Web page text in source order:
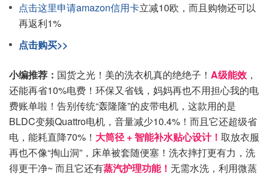
点击这里申请amazon信用卡立减10欧，而且购物还可以
再返利1%
点击购买>>
小编推荐： 国货之光！美的洗衣机真的绝绝子！ A级能效 ，
还能再省10%电费！环保又省钱，妈妈再也不用担心我的电
费账单啦！告别传统“轰隆隆”的皮带电机，这款用的是
BLDC变频Quattro电机，音量减少10.4%！而且它还超级省
电，能耗直降70%！ 大筒径 + 智能补水贴心设计！ 取放衣服
再也不像“掏山洞”，床单被套随便塞！洗衣摔打更有力，洗
得更干净~ 而且它还有蒸汽护理功能！ 无需水洗，利用微蒸